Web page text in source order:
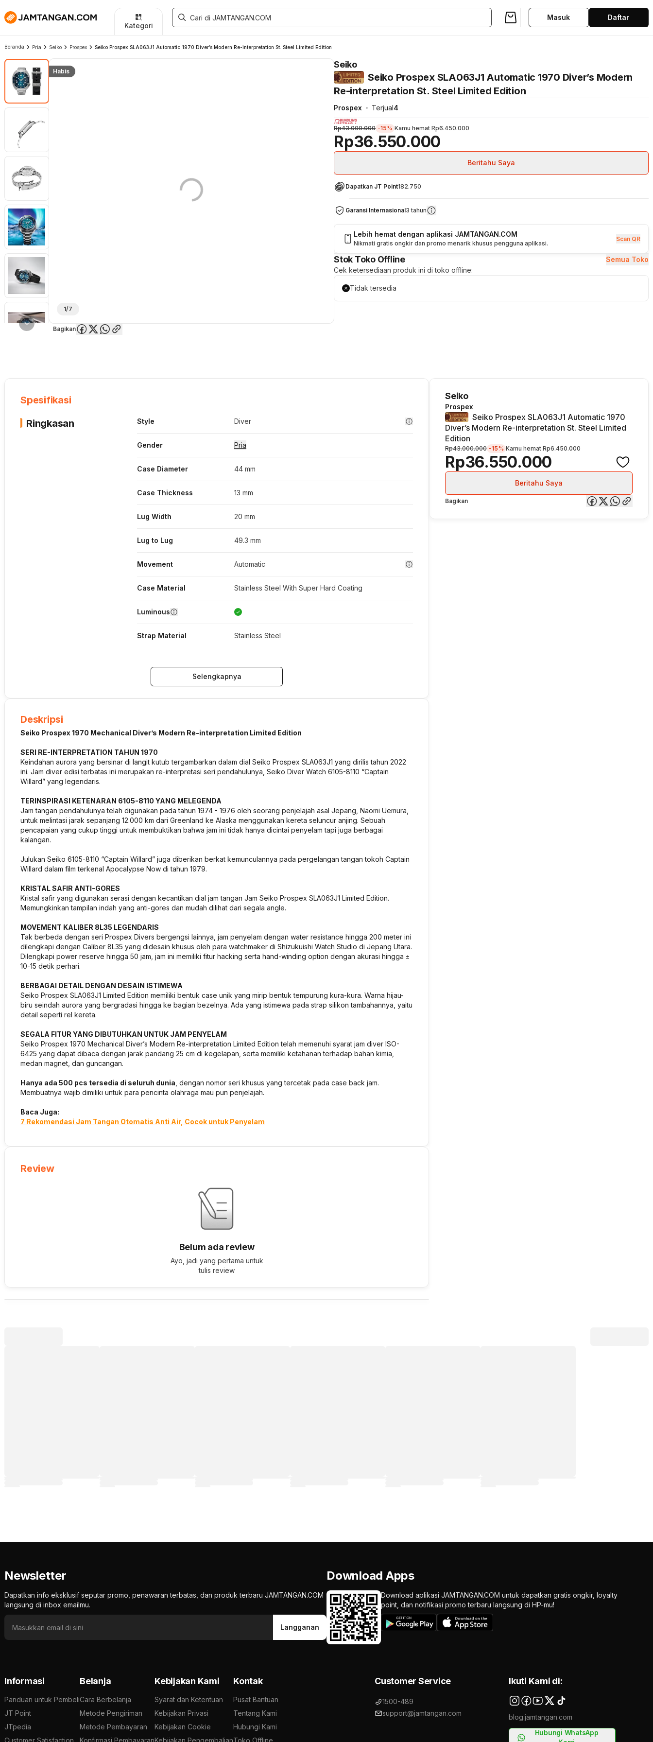
Newsletter
Dapatkan info eksklusif seputar promo, penawaran terbatas, dan produk terbaru JAMTANGAN.COM
langsung di inbox emailmu.
Langganan
Download Apps
Download aplikasi JAMTANGAN.COM untuk dapatkan gratis ongkir, loyalty
point, dan notifikasi promo terbaru langsung di HP-mu!
Informasi
Panduan untuk Pembeli
JT Point
JTpedia
Customer Satisfaction
Belanja
Cara Berbelanja
Metode Pengiriman
Metode Pembayaran
Konfirmasi Pembayaran
Kebijakan Kami
Syarat dan Ketentuan
Kebijakan Privasi
Kebijakan Cookie
Kebijakan Pengembalian
Kontak
Pusat Bantuan
Tentang Kami
Hubungi Kami
Toko Offline
Customer Service
1500-489
support@jamtangan.com
Ikuti Kami di:
blog.jamtangan.com
Hubungi WhatsApp
Kategori
Masuk Daftar
Beranda Pria Seiko Prospex Seiko Prospex SLA063J1 Automatic 1970 Diver’s Modern Re-interpretation St. Steel Limited Edition
Habis
1/7
Bagikan
Seiko
Seiko Prospex SLA063J1 Automatic 1970 Diver’s Modern
Re-interpretation St. Steel Limited Edition
Prospex Terjual4
Rp36.550.000
Rp43.000.000 -15% Kamu hemat Rp6.450.000
Beritahu Saya
Dapatkan JT Point182.750
Garansi Internasional3 tahun
Lebih hemat dengan aplikasi JAMTANGAN.COM
Nikmati gratis ongkir dan promo menarik khusus pengguna aplikasi.
Scan QR
Stok Toko Offline
Semua Toko
Cek ketersediaan produk ini di toko offline:
Tidak tersedia
Spesifikasi
Ringkasan
Style Diver
Gender Pria
Case Diameter 44 mm
Case Thickness 13 mm
Lug Width 20 mm
Lug to Lug 49.3 mm
Movement Automatic
Case Material Stainless Steel With Super Hard Coating
Luminous
Strap Material Stainless Steel
Selengkapnya
Deskripsi
Seiko Prospex 1970 Mechanical Diver’s Modern Re-interpretation Limited Edition
SERI RE-INTERPRETATION TAHUN 1970
Keindahan aurora yang bersinar di langit kutub tergambarkan dalam dial Seiko Prospex SLA063J1 yang dirilis tahun 2022
ini. Jam diver edisi terbatas ini merupakan re-interpretasi seri pendahulunya, Seiko Diver Watch 6105-8110 “Captain
Willard” yang legendaris.
TERINSPIRASI KETENARAN 6105-8110 YANG MELEGENDA
Jam tangan pendahulunya telah digunakan pada tahun 1974 - 1976 oleh seorang penjelajah asal Jepang, Naomi Uemura,
untuk melintasi jarak sepanjang 12.000 km dari Greenland ke Alaska menggunakan kereta seluncur anjing. Sebuah
pencapaian yang cukup tinggi untuk membuktikan bahwa jam ini tidak hanya dicintai penyelam tapi juga berbagai
kalangan.
Julukan Seiko 6105-8110 “Captain Willard” juga diberikan berkat kemunculannya pada pergelangan tangan tokoh Captain
Willard dalam film terkenal Apocalypse Now di tahun 1979.
KRISTAL SAFIR ANTI-GORES
Kristal safir yang digunakan serasi dengan kecantikan dial jam tangan Jam Seiko Prospex SLA063J1 Limited Edition.
Memungkinkan tampilan indah yang anti-gores dan mudah dilihat dari segala angle.
MOVEMENT KALIBER 8L35 LEGENDARIS
Tak berbeda dengan seri Prospex Divers bergengsi lainnya, jam penyelam dengan water resistance hingga 200 meter ini
dilengkapi dengan Caliber 8L35 yang didesain khusus oleh para watchmaker di Shizukuishi Watch Studio di Jepang Utara.
Dilengkapi power reserve hingga 50 jam, jam ini memiliki fitur hacking serta hand-winding option dengan akurasi hingga ±
10-15 detik perhari.
BERBAGAI DETAIL DENGAN DESAIN ISTIMEWA
Seiko Prospex SLA063J1 Limited Edition memiliki bentuk case unik yang mirip bentuk tempurung kura-kura. Warna hijau-
biru seindah aurora yang bergradasi hingga ke bagian bezelnya. Ada yang istimewa pada strap silikon tambahannya, yaitu
detail seperti rel kereta.
SEGALA FITUR YANG DIBUTUHKAN UNTUK JAM PENYELAM
Seiko Prospex 1970 Mechanical Diver’s Modern Re-interpretation Limited Edition telah memenuhi syarat jam diver ISO-
6425 yang dapat dibaca dengan jarak pandang 25 cm di kegelapan, serta memiliki ketahanan terhadap bahan kimia,
medan magnet, dan guncangan.
Hanya ada 500 pcs tersedia di seluruh dunia , dengan nomor seri khusus yang tercetak pada case back jam.
Membuatnya wajib dimiliki untuk para pencinta olahraga mau pun penjelajah.
Baca Juga:
7 Rekomendasi Jam Tangan Otomatis Anti Air, Cocok untuk Penyelam
Review
Belum ada review
Ayo, jadi yang pertama untuk
tulis review
Seiko
Prospex
Seiko Prospex SLA063J1 Automatic 1970
Diver’s Modern Re-interpretation St. Steel Limited
Edition
Rp36.550.000
Rp43.000.000 -15% Kamu hemat Rp6.450.000
Beritahu Saya
Bagikan